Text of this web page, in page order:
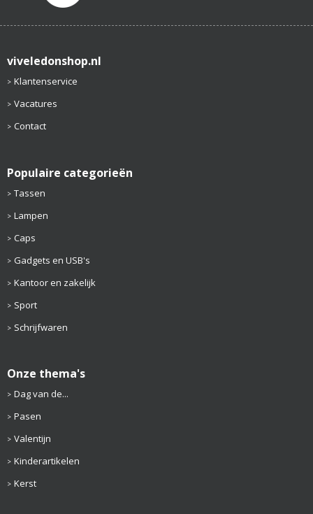
viveledonshop.nl
Klantenservice
Vacatures
Contact
Populaire categorieën
Tassen
Lampen
Caps
Gadgets en USB's
Kantoor en zakelijk
Sport
Schrijfwaren
Onze thema's
Dag van de...
Pasen
Valentijn
Kinderartikelen
Kerst